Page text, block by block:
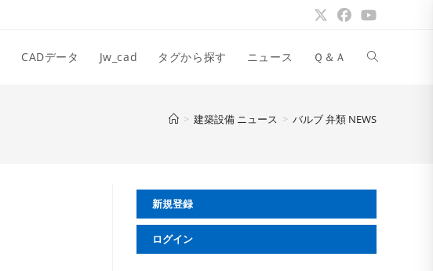
CADデータ Jw_cad タグから探す ニュース Ｑ＆Ａ ウ
サ
> 建築設備 ニュース > バルブ 弁類 NEWS
新規登録
ログイン